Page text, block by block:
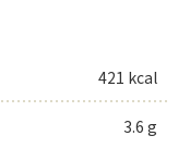
421 kcal
3.6 g